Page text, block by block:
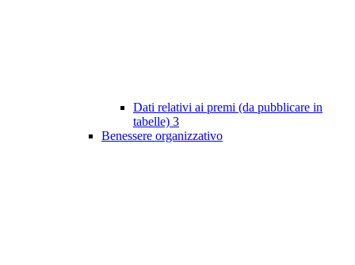
Dati relativi ai premi (da pubblicare in
tabelle) 3
Benessere organizzativo